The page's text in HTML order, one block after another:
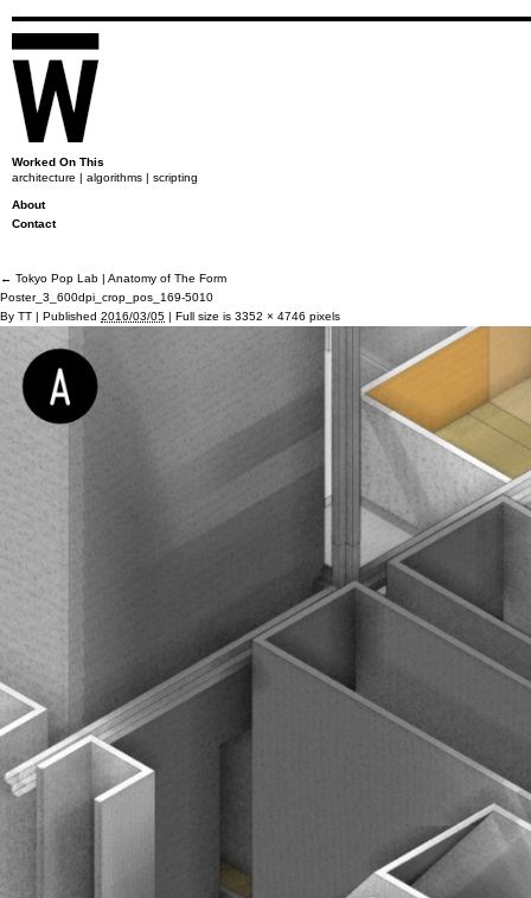
Worked On This
architecture | algorithms | scripting
About
Contact
← Tokyo Pop Lab | Anatomy of The Form
Poster_3_600dpi_crop_pos_169-5010
By TT | Published 2016/03/05 | Full size is 3352 × 4746 pixels